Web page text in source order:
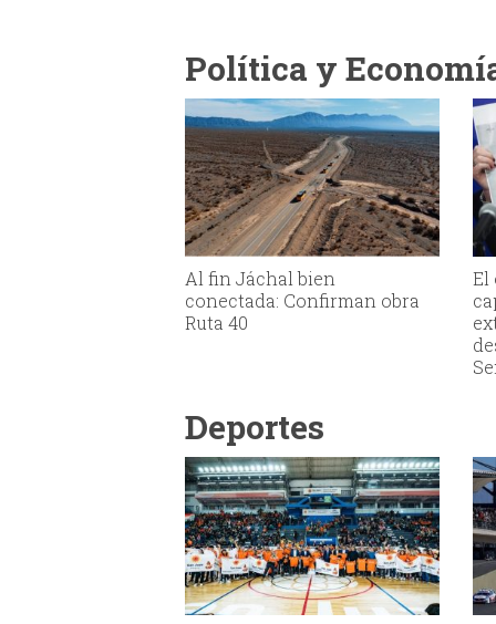
Política y
Al fin Jáchal bien
conectada: Confirman obra
Ruta 40
El
Deportes